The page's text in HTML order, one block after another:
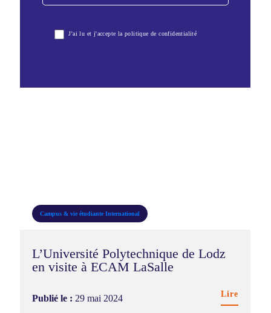
2025-J'ai lu et j'accepte la politique de confidentialité
Campus & vie étudiante International
L’Université Polytechnique de Lodz
en visite à ECAM LaSalle
Publié le : 29 mai 2024 Lire